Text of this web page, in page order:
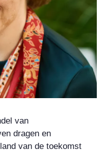
van
dragen en
van de toekomst